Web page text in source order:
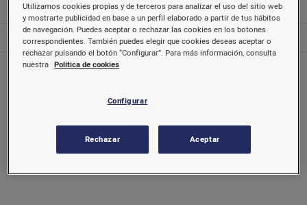
Pan
Pan tostado
Utilizamos cookies propias y de terceros para analizar el uso del sitio web
y mostrarte publicidad en base a un perfil elaborado a partir de tus hábitos
de navegación. Puedes aceptar o rechazar las cookies en los botones
correspondientes. También puedes elegir que cookies deseas aceptar o
rechazar pulsando el botón “Configurar”. Para más información, consulta
nuestra Política de cookies
Configurar
Rechazar Aceptar